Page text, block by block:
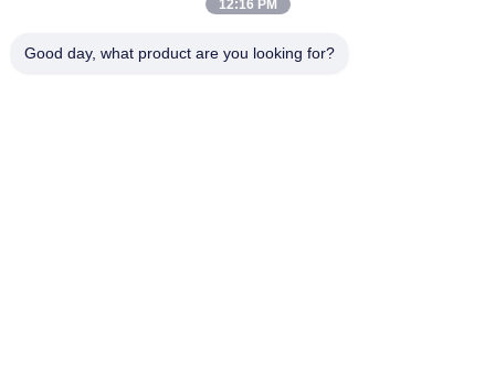
12:16 PM
Good day, what product are you looking for?